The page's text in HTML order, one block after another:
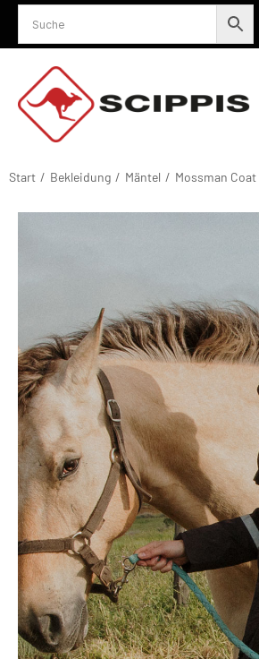
Sie befinden sich hier:
Start Bekleidung Mäntel Mossman Coat